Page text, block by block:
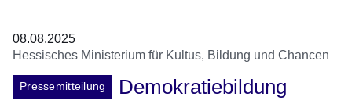
08.08.2025
Hessisches Ministerium für Kultus, Bildung und Chancen
Pressemitteilung
Demokratiebildung